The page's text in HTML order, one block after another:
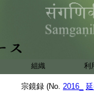
組織 利
宗鏡録 (No. 2016_